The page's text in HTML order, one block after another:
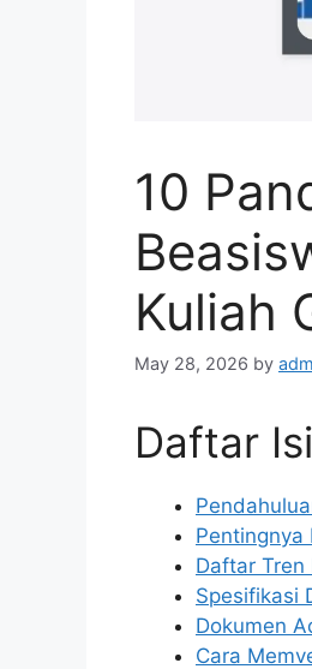
10
Kuliah
May 28, 2026 by
Daftar Isi
Pentingnya
Daftar Tren
Spesifikasi
Dokumen
Cara